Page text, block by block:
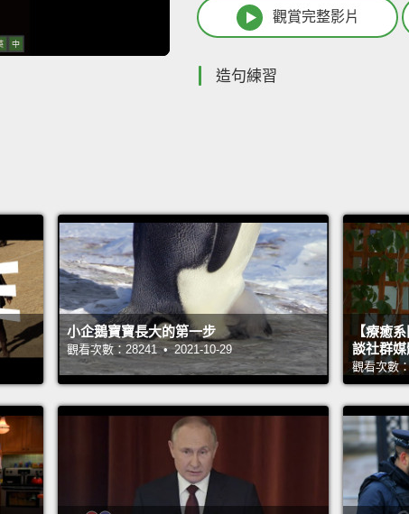
觀賞完整影片
造句練習
小企鵝寶寶長大的第一步
觀看次數：28241 • 2021-10-29
【療癒
談社群
觀看次數